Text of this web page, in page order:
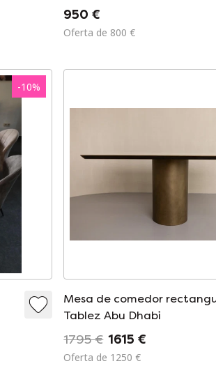
–
950 €
Oferta de 800 €
-10%
Mesa de comedor
Tablez Abu Dhabi
1795 € 1615 €
Oferta de 1250 €